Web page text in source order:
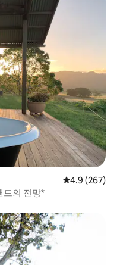
평점 4.9점(5
4.9 (267)
드의 전망*